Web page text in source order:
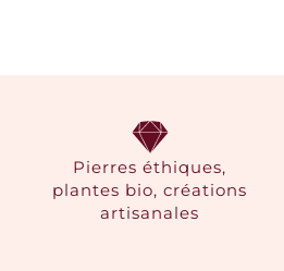
Pierres éthiques,
plantes bio, créations
artisanales